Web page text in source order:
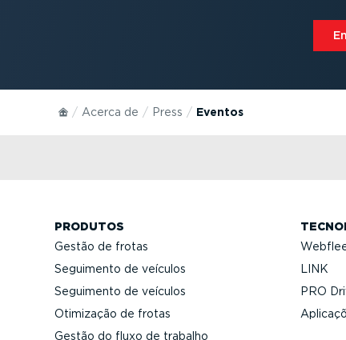
Acerca de Press Eventos
PRODUTOS
Gestão de frotas
Seguimento de veículos
Seguimento de veículos
Otimização de frotas
Gestão do fluxo de trabalho
LINK
PRO